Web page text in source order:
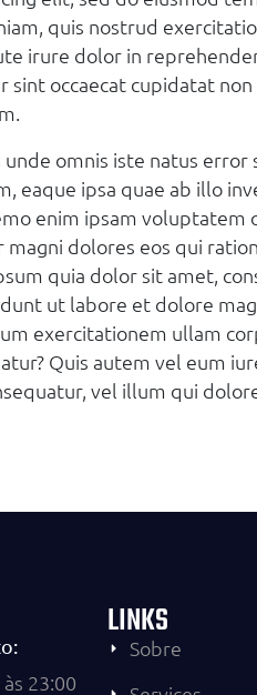
quis nostrud
irure dolor in
sint occaecat cupidatat
unde omnis iste natus
eaque ipsa quae ab illo
enim ipsam
magni dolores eos qui
quia dolor sit amet,
ut labore et dolore
exercitationem ullam
Quis autem vel eum
vel illum qui
23:00
LINKS
Sobre